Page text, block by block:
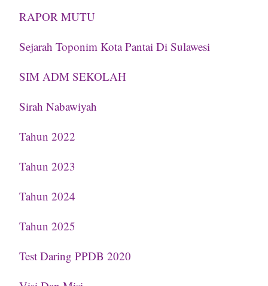
RAPOR MUTU
Sejarah Toponim Kota Pantai Di Sulawesi
SIM ADM SEKOLAH
Sirah Nabawiyah
Tahun 2022
Tahun 2023
Tahun 2024
Tahun 2025
Test Daring PPDB 2020